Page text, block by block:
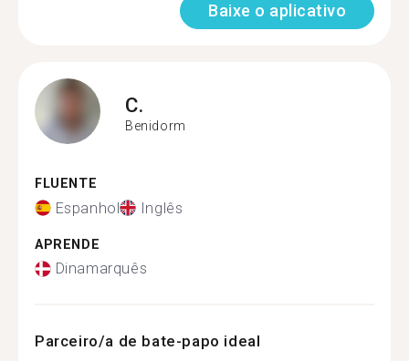
Baixe o aplicativo
C.
Benidorm
FLUENTE
Espanhol Inglês
APRENDE
Dinamarquês
Parceiro/a de bate-papo ideal